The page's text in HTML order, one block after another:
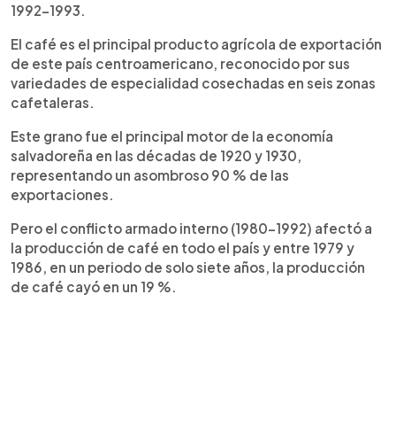
1992-1993.
El café es el principal producto agrícola de exportación
de este país centroamericano, reconocido por sus
variedades de especialidad cosechadas en seis zonas
cafetaleras.
Este grano fue el principal motor de la economía
salvadoreña en las décadas de 1920 y 1930,
representando un asombroso 90 % de las
exportaciones.
Pero el conflicto armado interno (1980-1992) afectó a
la producción de café en todo el país y entre 1979 y
1986, en un periodo de solo siete años, la producción
de café cayó en un 19 %.